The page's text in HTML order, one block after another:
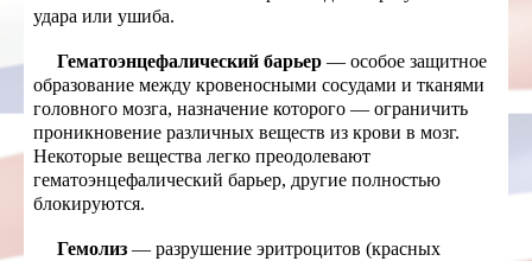
удара или ушиба.
Гематоэнцефалический барьер — особое защитное
образование между кровеносными сосудами и тканями
головного мозга, назначение которого — ограничить
проникновение различных веществ из крови в мозг.
Некоторые вещества легко преодолевают
гематоэнцефалический барьер, другие полностью
блокируются.
Гемолиз — разрушение эритроцитов (красных